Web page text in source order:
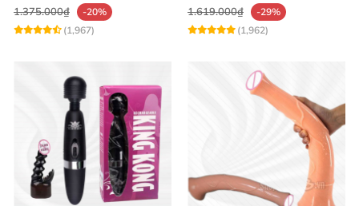
1.375.000₫
-20%
(1,967)
1.619.000₫
-29%
(1,962)